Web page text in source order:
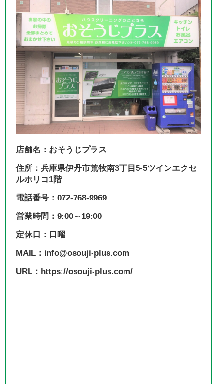
店舗名：おそうじプラス
住所：兵庫県伊丹市荒牧南3丁目5-5ツインエクセ
ルホリコ1階
電話番号：072-768-9969
営業時間：9:00～19:00
定休日：日曜
MAIL：info@osouji-plus.com
URL：https://osouji-plus.com/